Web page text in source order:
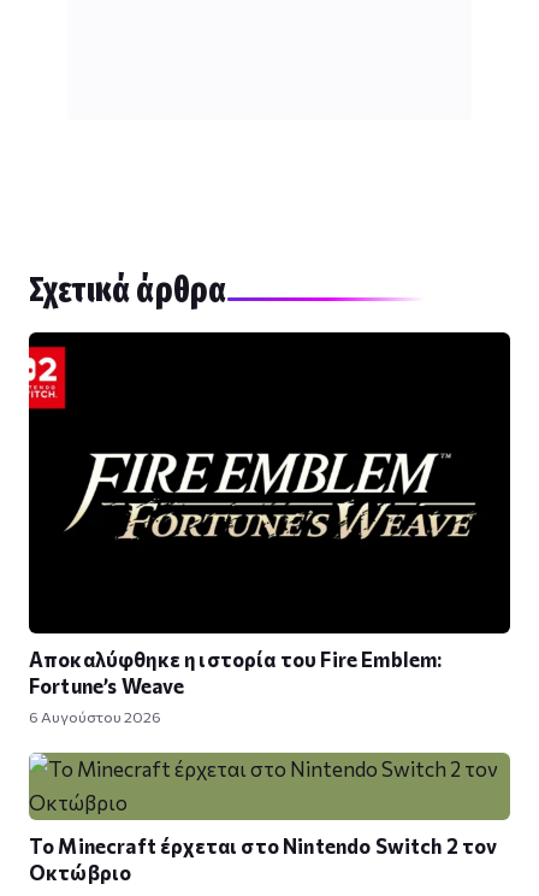
Σχετικά άρθρα
Αποκαλύφθηκε η ιστορία του Fire Emblem:
Fortune’s Weave
6 Αυγούστου 2026
Το Minecraft έρχεται στο Nintendo Switch 2 τον
Οκτώβριο